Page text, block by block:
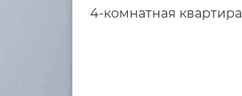
4-комнатная квартира